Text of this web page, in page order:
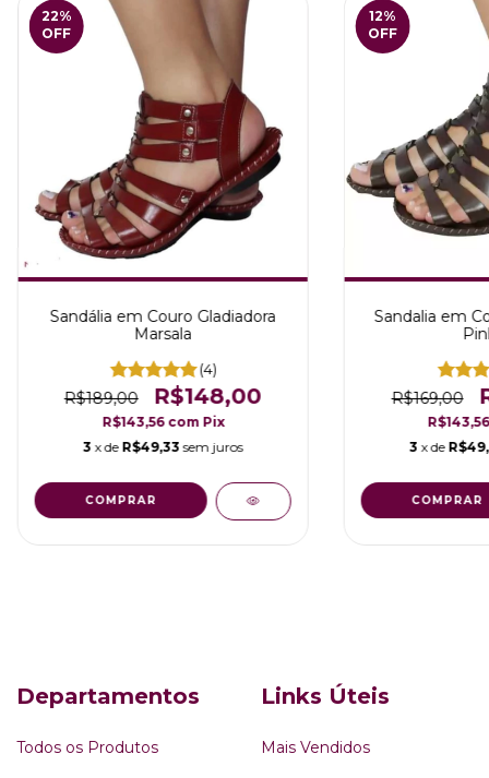
22%
OFF
Sandália em Couro Gladiadora
Marsala
(4)
R$189,00 R$148,00
R$143,56 com Pix
3 x de R$49,33 sem juros
COMPRAR
12%
OFF
Sandalia em
R$169,00
3 x de
COMPRAR
Departamentos
Todos os Produtos
Links Úteis
Mais Vendidos